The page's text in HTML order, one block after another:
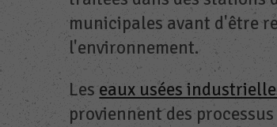
municipales avant d'être
l'environnement.
Les eaux usées
proviennent des